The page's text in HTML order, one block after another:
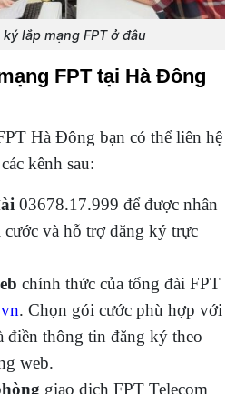
lắp mạng FPT ở đâu
FPT tại Hà Đông
Hà Đông bạn có thể liên hệ
kênh sau:
03678.17.999 để được nhân
và hỗ trợ đăng ký trực
chính thức của tổng đài FPT
. Chọn gói cước phù hợp với
điền thông tin đăng ký theo
web.
giao dịch FPT Telecom